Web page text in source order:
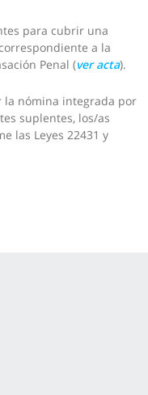
para cubrir una
a la
Penal (ver acta).
la nómina integrada por
suplentes, los/as
las Leyes 22431 y